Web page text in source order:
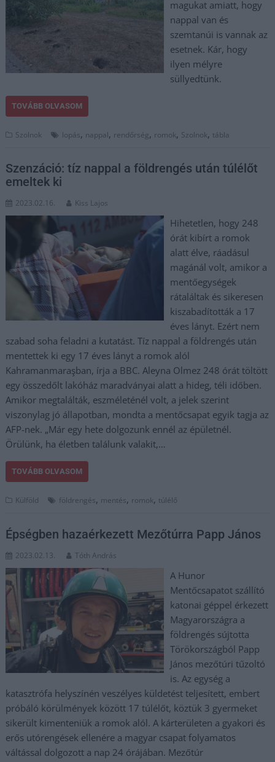
magukat amiatt, hogy
nappal van és
szemtanúi is vannak az
esetnek. Kár, hogy
ilyen mélyre
süllyedtünk.
TOVÁBB OLVASOM
Szolnok lopás, nappal, rendőrség, romok, Szolnok, tábla
Szenzáció: tíz nappal a földrengés után túlélőt
emeltek ki
2023.02.16. Kiss Lajos
Hihetetlen, hogy 248
órát kibírt a romok
alatt élve, ráadásul
magánál volt, amikor a
mentőegységek
rátaláltak és sikeresen
kiszabadították a 17
éves lányt. Ezért nem
szabad soha feladni a kutatást. Tíz nappal a földrengés után
mentettek ki egy 17 éves lányt a romok alól
Kahramanmaraşban, írja a BBC. Aleyna Olmez 248 órát töltött
egy összedőlt lakóház maradványai alatt a hideg, téli időben.
Amikor megtalálták, eszméleténél volt, a jelek szerint
viszonylag jó állapotban, mondta a mentőcsapat egyik tagja az
AFP-nek. „Már egy hete dolgozunk ennél az épületnél.
Örülünk, ha életben találunk valakit,…
TOVÁBB OLVASOM
Külföld földrengés, mentés, romok, túlélő
Épségben hazaérkezett Mezőtúrra Papp János
2023.02.13. Tóth András
A Hunor
Mentőcsapatot szállító
katonai géppel érkezett
Magyarországra a
földrengés sújtotta
Törökországból Papp
János mezőtúri tűzoltó
is. Az egység a
katasztrófa helyszínén veszélyes küldetést teljesített, embert
próbáló körülmények között 17 túlélőt, köztük 3 gyermeket
sikerült kimenteniük a romok alól. A kárterületen a gyakori és
erős utórengések ellenére a magyar csapat folyamatos
váltással dolgozott a nap 24 órájában. Mezőtúr